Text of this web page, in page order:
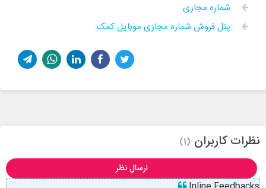
شماره مجازی
پنل فروش شماره مجازی موبایل کمک
نظرات کاربران (1)
ارسال نظر